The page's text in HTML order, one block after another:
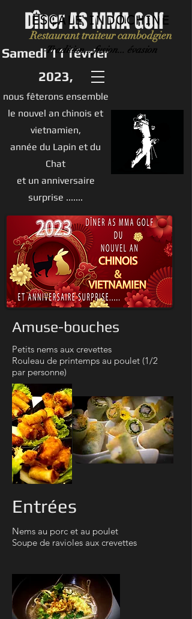
ESCALE INDOCHINE
Restaurant traiteur cambodgien
Tradition... fusion... évasion
Dîner AS MMA Golf
Samedi 11 février
2023,
nous fêterons ensemble
le nouvel an chinois et
vietnamien,
année du Lapin et du
Chat
et un anniversaire
surprise .......
Amuse-bouches
Petits nems aux crevettes
Rouleau de printemps au poulet (1/2
par personne)
Entrées
Nems au porc et au poulet
Soupe de ravioles aux crevettes